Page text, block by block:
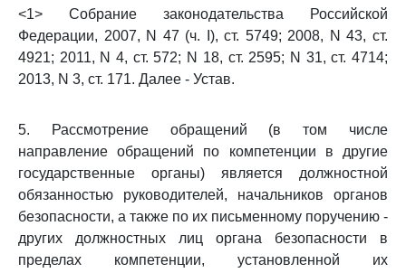
<1> Собрание законодательства Российской
Федерации, 2007, N 47 (ч. I), ст. 5749; 2008, N 43, ст.
4921; 2011, N 4, ст. 572; N 18, ст. 2595; N 31, ст. 4714;
2013, N 3, ст. 171. Далее - Устав.
5. Рассмотрение обращений (в том числе
направление обращений по компетенции в другие
государственные органы) является должностной
обязанностью руководителей, начальников органов
безопасности, а также по их письменному поручению -
других должностных лиц органа безопасности в
пределах компетенции, установленной их